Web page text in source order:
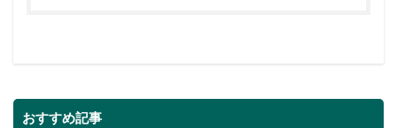
おすすめ記事